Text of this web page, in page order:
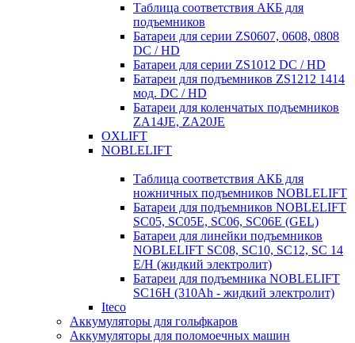
Таблица соответствия АКБ для
подъемников
Батареи для серии ZS0607, 0608, 0808
DC / HD
Батареи для серии ZS1012 DC / HD
Батареи для подъемников ZS1212 1414
мод. DC / HD
Батареи для коленчатых подъемников
ZA14JE, ZA20JE
OXLIFT
NOBLELIFT
Таблица соответствия АКБ для
ножничных подъемников NOBLELIFT
Батареи для подъемников NOBLELIFT
SC05, SC05E, SC06, SC06E (GEL)
Батареи для линейки подъемников
NOBLELIFT SC08, SC10, SC12, SC 14
E/H (жидкий электролит)
Батареи для подъемника NOBLELIFT
SC16H (310Ah - жидкий электролит)
Iteco
Аккумуляторы для гольфкаров
Аккумуляторы для поломоечных машин